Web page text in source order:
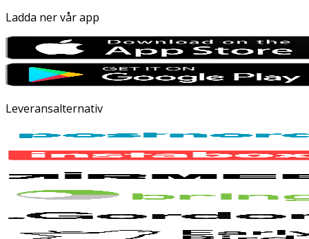
Ladda ner vår app
Leveransalternativ